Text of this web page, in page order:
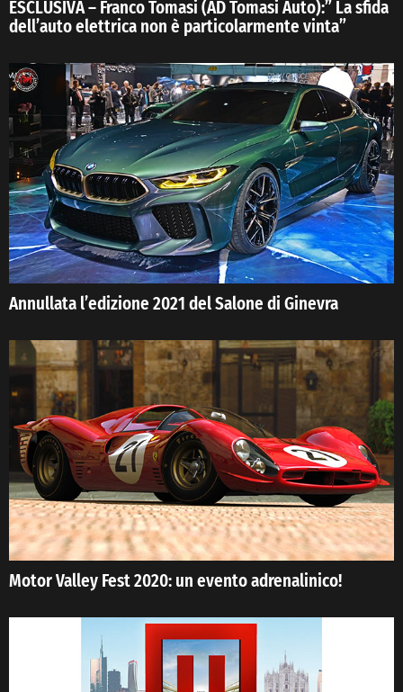
ESCLUSIVA – Franco Tomasi (AD Tomasi Auto):” La sfida
dell’auto elettrica non è particolarmente vinta”
Annullata l’edizione 2021 del Salone di Ginevra
Motor Valley Fest 2020: un evento adrenalinico!